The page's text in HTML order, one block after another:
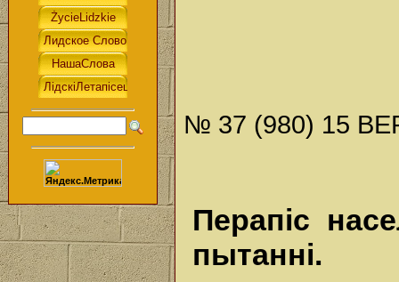
№ 37 (980) 15
Перапіс
пытанні.